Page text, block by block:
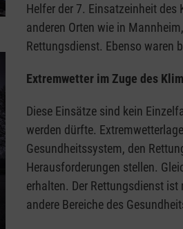
Helfer der 7. Einsatzeinheit
anderen Orten wie in
Rettungsdienst. Ebenso waren
Extremwetter im Zuge des
Diese Einsätze sind kein
werden dürfte.
Gesundheitssystem, den
Herausforderungen stellen.
erhalten. Der Rettungsdienst
andere Bereiche des